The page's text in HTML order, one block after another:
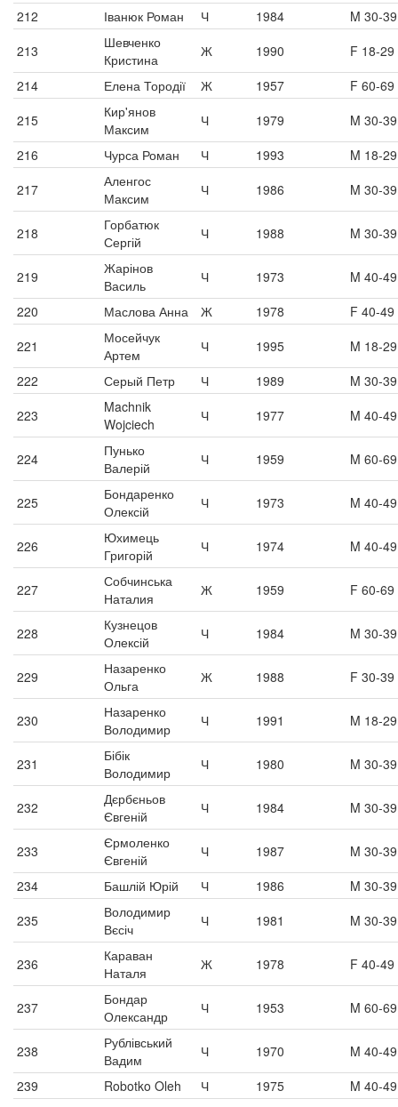
212
Іванюк Роман Ч 1984
M 30-39
213
Шевченко
Кристина
Ж 1990
F 18-29
214
Елена Тородії Ж 1957
F 60-69
215
Кир'янов
Максим
Ч 1979
M 30-39
216
Чурса Роман Ч 1993
M 18-29
217
Аленгос
Максим
Ч 1986 M 30-39
218
Горбатюк
Сергій
Ч 1988 M 30-39
219
Жарінов
Василь
Ч 1973
M 40-49
220
Маслова Анна Ж 1978
F 40-49
221
Мосейчук
Артем
Ч 1995
M 18-29
222
Серый Петр Ч 1989
M 30-39
223
Machnik
Wojciech
Ч 1977 M 40-49
224
Пунько
Валерій
Ч 1959 M 60-69
225
Бондаренко
Олексій
Ч 1973 M 40-49
226
Юхимець
Григорій
Ч 1974 M 40-49
227
Собчинська
Наталия
Ж 1959 F 60-69
228
Кузнецов
Олексій
Ч 1984 M 30-39
229
Назаренко
Ольга
Ж 1988 F 30-39
230
Назаренко
Володимир
Ч 1991 M 18-29
231
Бібік
Володимир
Ч 1980 M 30-39
232
Дєрбєньов
Євгеній
Ч 1984 M 30-39
233
Єрмоленко
Євгеній
Ч 1987
M 30-39
234
Башлій Юрій Ч 1986
M 30-39
235
Володимир
Вєсіч
Ч 1981 M 30-39
236
Караван
Наталя
Ж 1978 F 40-49
237
Бондар
Олександр
Ч 1953 M 60-69
238
Рублівський
Вадим
Ч 1970
M 40-49
239
Robotko Oleh Ч 1975
M 40-49